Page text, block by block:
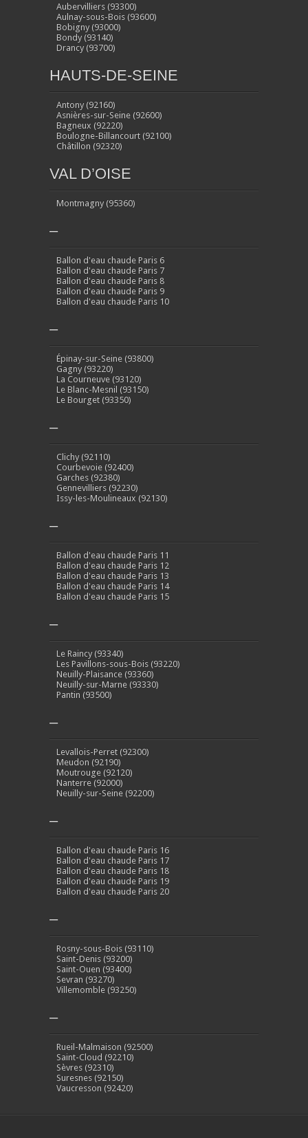
Aubervilliers (93300)
Aulnay-sous-Bois (93600)
Bobigny (93000)
Bondy (93140)
Drancy (93700)
HAUTS-DE-SEINE
Antony (92160)
Asnières-sur-Seine (92600)
Bagneux (92220)
Boulogne-Billancourt (92100)
Châtillon (92320)
VAL D’OISE
Montmagny (95360)
–
Ballon d'eau chaude Paris 6
Ballon d'eau chaude Paris 7
Ballon d'eau chaude Paris 8
Ballon d'eau chaude Paris 9
Ballon d'eau chaude Paris 10
–
Épinay-sur-Seine (93800)
Gagny (93220)
La Courneuve (93120)
Le Blanc-Mesnil (93150)
Le Bourget (93350)
–
Clichy (92110)
Courbevoie (92400)
Garches (92380)
Gennevilliers (92230)
Issy-les-Moulineaux (92130)
–
Ballon d'eau chaude Paris 11
Ballon d'eau chaude Paris 12
Ballon d'eau chaude Paris 13
Ballon d'eau chaude Paris 14
Ballon d'eau chaude Paris 15
–
Le Raincy (93340)
Les Pavillons-sous-Bois (93220)
Neuilly-Plaisance (93360)
Neuilly-sur-Marne (93330)
Pantin (93500)
–
Levallois-Perret (92300)
Meudon (92190)
Moutrouge (92120)
Nanterre (92000)
Neuilly-sur-Seine (92200)
–
Ballon d'eau chaude Paris 16
Ballon d'eau chaude Paris 17
Ballon d'eau chaude Paris 18
Ballon d'eau chaude Paris 19
Ballon d'eau chaude Paris 20
–
Rosny-sous-Bois (93110)
Saint-Denis (93200)
Saint-Ouen (93400)
Sevran (93270)
Villemomble (93250)
–
Rueil-Malmaison (92500)
Saint-Cloud (92210)
Sèvres (92310)
Suresnes (92150)
Vaucresson (92420)